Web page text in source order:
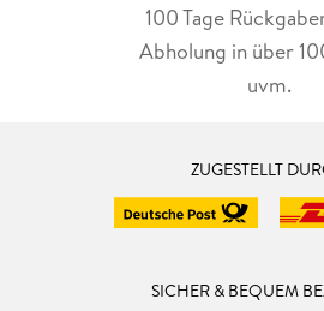
100 Tage
Abholung in über
uvm.
ZUGESTELLT
SICHER & BEQUEM